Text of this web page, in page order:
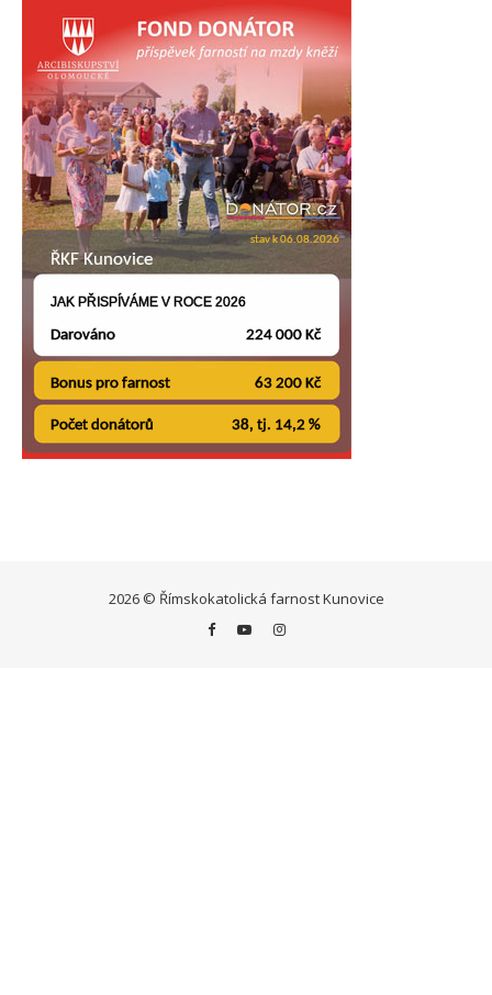
2026 © Římskokatolická farnost Kunovice